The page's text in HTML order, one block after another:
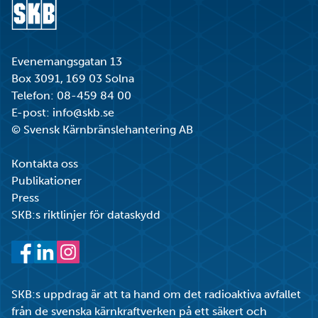
Evenemangsgatan 13
Box 3091, 169 03 Solna
Telefon: 08-459 84 00
E-post: info@skb.se
© Svensk Kärnbränslehantering AB
Kontakta oss
Publikationer
Press
SKB:s riktlinjer för dataskydd
SKB:s uppdrag är att ta hand om det radioaktiva avfallet
från de svenska kärnkraftverken på ett säkert och